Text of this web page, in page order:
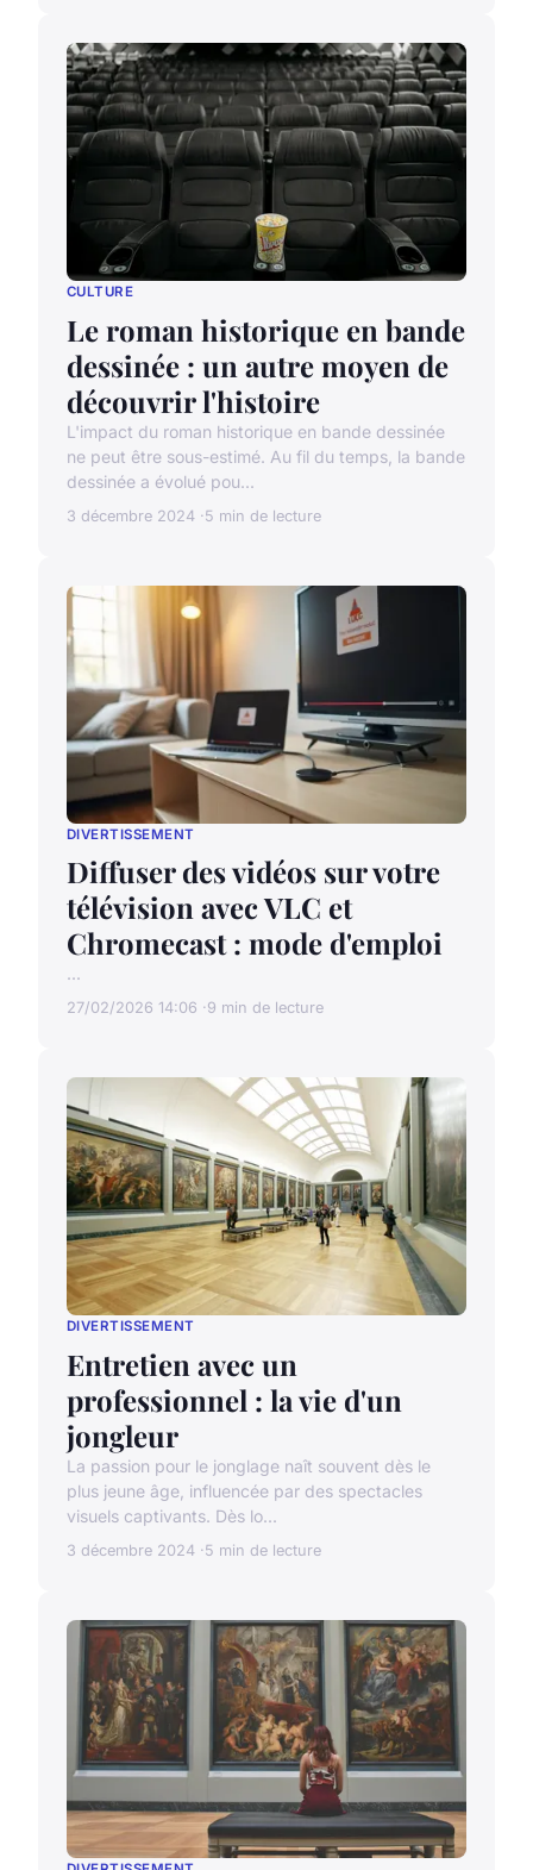
CULTURE
Le roman historique en bande
dessinée : un autre moyen de
découvrir l'histoire
L'impact du roman historique en bande dessinée
ne peut être sous-estimé. Au fil du temps, la bande
dessinée a évolué pou...
3 décembre 2024 5 min de lecture
DIVERTISSEMENT
Diffuser des vidéos sur votre
télévision avec VLC et
Chromecast : mode d'emploi
...
27/02/2026 14:06 9 min de lecture
DIVERTISSEMENT
Entretien avec un
professionnel : la vie d'un
jongleur
La passion pour le jonglage naît souvent dès le
plus jeune âge, influencée par des spectacles
visuels captivants. Dès lo...
3 décembre 2024 5 min de lecture